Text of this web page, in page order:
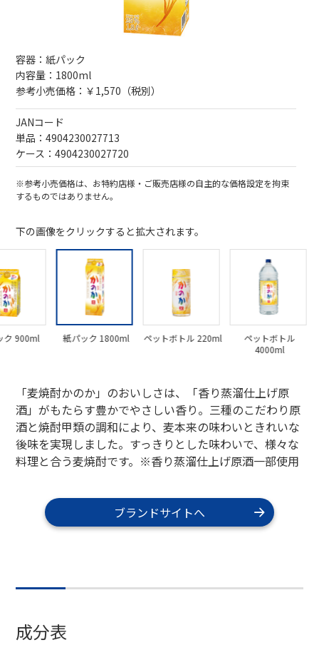
容器：紙パック
内容量：1800ml
参考小売価格：￥1,570（税別）
JANコード
単品：4904230027713
ケース：4904230027720
※参考小売価格は、お特約店様・ご販売店様の自主的な価格設定を拘束
するものではありません。
「麦焼酎かのか」のおいしさは、「香り蒸溜仕上げ原
酒」がもたらす豊かでやさしい香り。三種のこだわり原
酒と焼酎甲類の調和により、麦本来の味わいときれいな
後味を実現しました。すっきりとした味わいで、様々な
料理と合う麦焼酎です。※香り蒸溜仕上げ原酒一部使用
ブランドサイトへ
下の画像をクリックすると拡大されます。
ク 900ml 紙パック 1800ml ペットボトル 220ml
ペットボトル
4000ml
成分表